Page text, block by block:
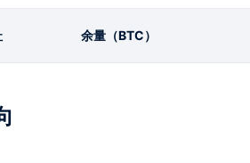
余量（BTC）